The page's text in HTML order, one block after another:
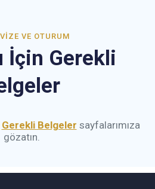
VE OTURUM
İçin Gerekli
Gerekli Belgeler sayfalarımıza
gözatın.